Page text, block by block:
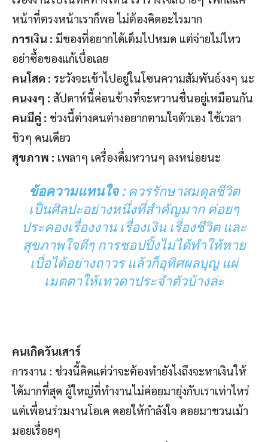
หน้าที่ตรงหน้าเราก็พอ ไม่ต้องคิดอะไรมาก
การเงิน : มีของที่อยากได้เต็มไปหมด แต่จ่ายไม่ไหว
อย่าซื้อของแก้เบื่อเลย
คนโสด : ระวังจะเข้าไปอยู่ในโซนความสัมพันธ์งงๆ นะ
คนงงๆ : สัปดาห์นี้ค่อนข้างที่จะหวานชื่นอยู่เหมือนกัน
คนมีคู่ : ช่วงนี้ต่างคนต่างอยากตามใจตัวเอง ใช้เวลา
ชิวๆ คนเดียว
สุขภาพ : เพลาๆ เครื่องดื่มหวานๆ ลงหน่อยนะ
ข้อความแทนใจ :ควรรักษาสมดุลชีวิต
เป็นศิลปะอย่างหนึ่งที่สำคัญมาก ค่อยๆ
ประคองเรื่องงาน เรื่องเงิน เรื่องชีวิต และ
สุขภาพใจดีๆ การชอปปิ้งไม่ได้ทำให้หาย
เบื่อได้อย่างถาวร แล้วก็อุทิศผลบุญ แผ่
เมตตาให้เทวดาประจำตัวบ้างล่ะ
คนเกิดวันเสาร์
การงาน : ช่วงนี้คิดแต่ว่าจะต้องทำยังไงถึงจะหาเงินให้
ได้มากที่สุด ผู้ใหญ่ที่ทำงานไม่ค่อยมายุ่งกับเราเท่าไหร่
แต่เพื่อนร่วมงานโอเค คอยให้กำลังใจ คอยมาชวนเม้า
มอยเรื่อยๆ